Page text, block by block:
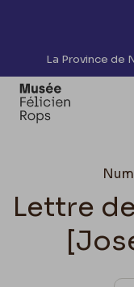
Accèder
La Province de
Lettre